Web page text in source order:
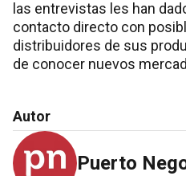
las entrevistas les han
contacto directo con
distribuidores de sus
de conocer nuevos
Autor
Puerto